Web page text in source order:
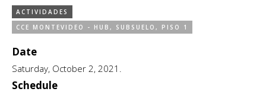
CCE en el interior/libros
Exposiciones
Formación
Género y Diversidad
ACTIVIDADES
CCE MONTEVIDEO - HUB, SUBSUELO, PISO 1
Date
Saturday, October 2, 2021.
Schedule